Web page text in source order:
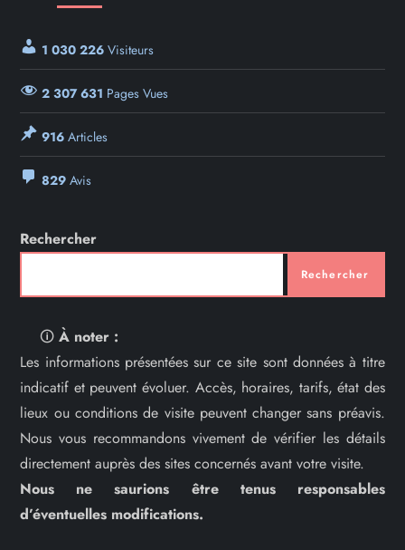
1 030 226 Visiteurs
2 307 631 Pages Vues
916 Articles
829 Avis
Rechercher
Rechercher
🛈À noter :
Les informations présentées sur ce site sont données à titre
indicatif et peuvent évoluer. Accès, horaires, tarifs, état des
lieux ou conditions de visite peuvent changer sans préavis.
Nous vous recommandons vivement de vérifier les détails
directement auprès des sites concernés avant votre visite.
Nous ne saurions être tenus responsables
d’éventuelles modifications.